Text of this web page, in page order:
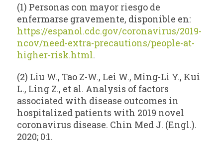
(1) Personas con mayor riesgo de
enfermarse gravemente, disponible en:
https://espanol.cdc.gov/coronavirus/2019-
ncov/need-extra-precautions/people-at-
higher-risk.html.
(2) Liu W., Tao Z-W., Lei W., Ming-Li Y., Kui
L., Ling Z., et al. Analysis of factors
associated with disease outcomes in
hospitalized patients with 2019 novel
coronavirus disease. Chin Med J. (Engl.).
2020; 0:1.